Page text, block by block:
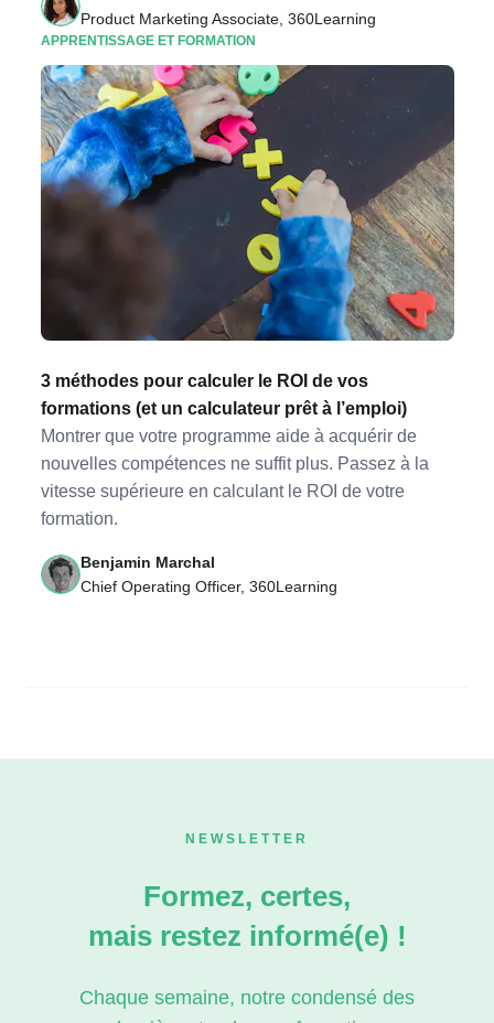
Product Marketing Associate, 360Learning
APPRENTISSAGE ET FORMATION
3 méthodes pour calculer le ROI de vos
formations (et un calculateur prêt à l’emploi)
Montrer que votre programme aide à acquérir de
nouvelles compétences ne suffit plus. Passez à la
vitesse supérieure en calculant le ROI de votre
formation.
Benjamin Marchal
Chief Operating Officer, 360Learning
NEWSLETTER
Formez, certes,
mais restez informé(e) !
Chaque semaine, notre condensé des